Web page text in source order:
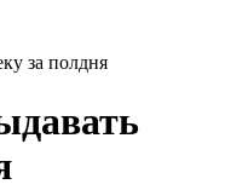
за полдня